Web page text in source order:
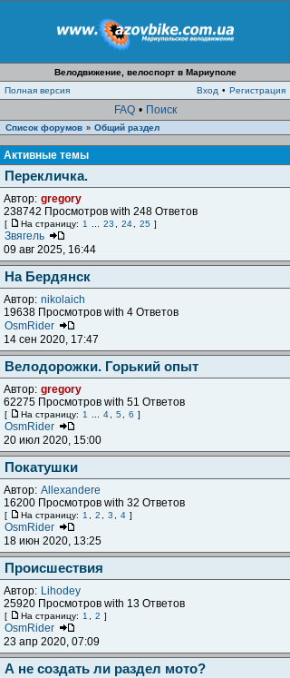
Велодвижение, велоспорт в Мариуполе
Полная версия
Вход • Регистрация
FAQ • Поиск
Список форумов » Общий раздел
Активные темы
Перекличка.
Автор: gregory
238742 Просмотров with 248 Ответов
[ На страницу: 1 23 24 25 ]
Звягель
09 авг 2025, 16:44
На Бердянск
Автор: nikolaich
19638 Просмотров with 4 Ответов
OsmRider
14 сен 2020, 17:47
Велодорожки. Горький опыт
Автор: gregory
62275 Просмотров with 51 Ответов
[ На страницу: 1 4 5 6 ]
OsmRider
20 июл 2020, 15:00
Покатушки
Автор: Allexandere
16200 Просмотров with 32 Ответов
[ На страницу: 1 2 3 4 ]
OsmRider
18 июн 2020, 13:25
Происшествия
Автор: Lihodey
25920 Просмотров with 13 Ответов
[ На страницу: 1 2 ]
OsmRider
23 апр 2020, 07:09
А не создать ли раздел мото?